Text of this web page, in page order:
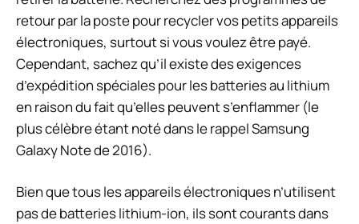
retour par la poste pour recycler vos petits appareils
électroniques, surtout si vous voulez être payé.
Cependant, sachez qu’il existe des exigences
d’expédition spéciales pour les batteries au lithium
en raison du fait qu’elles peuvent s’enflammer (le
plus célèbre étant noté dans le rappel Samsung
Galaxy Note de 2016).
Bien que tous les appareils électroniques n’utilisent
pas de batteries lithium-ion, ils sont courants dans